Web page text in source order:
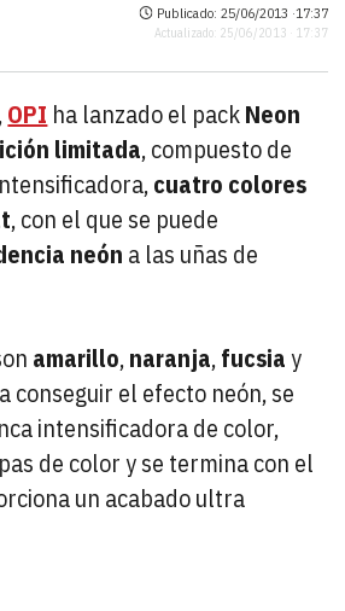
Publicado: 25/06/2013 ·17:37
Actualizado: 25/06/2013 · 17:37
OPI ha lanzado el packNeon
limitada, compuesto de
cuatro colores
, con el que se puede
neón a las uñas de
amarillo,naranja,fucsiay
conseguir el efecto neón, se
intensificadora de color,
de color y se termina con el
un acabado ultra